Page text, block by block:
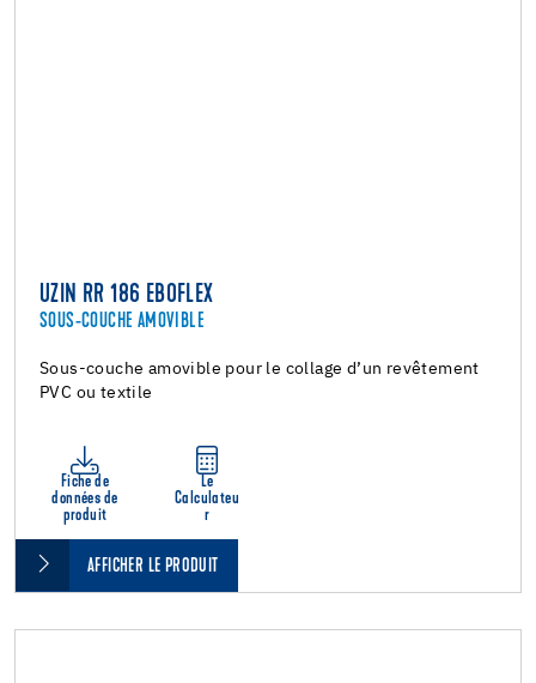
UZIN RR 186 EBOFLEX
SOUS-COUCHE AMOVIBLE
Sous-couche amovible pour le collage d’un revêtement
PVC ou textile
Fiche de
données de
produit
Le
Calculateu
r
AFFICHER LE PRODUIT